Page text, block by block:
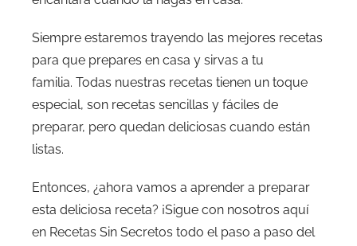
Siempre estaremos trayendo las mejores recetas
para que prepares en casa y sirvas a tu
familia. Todas nuestras recetas tienen un toque
especial, son recetas sencillas y fáciles de
preparar, pero quedan deliciosas cuando están
listas.
Entonces, ¿ahora vamos a aprender a preparar
esta deliciosa receta? ¡Sigue con nosotros aquí
en Recetas Sin Secretos todo el paso a paso del